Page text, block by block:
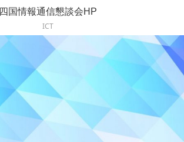
四国情報通信懇談会HP
ICT